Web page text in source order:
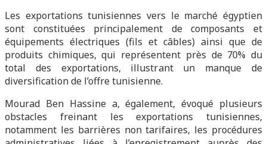
Les exportations tunisiennes vers le marché égyptien
sont constituées principalement de composants et
équipements électriques (fils et câbles) ainsi que de
produits chimiques, qui représentent près de 70% du
total des exportations, illustrant un manque de
diversification de l’offre tunisienne.
Mourad Ben Hassine a, également, évoqué plusieurs
obstacles freinant les exportations tunisiennes,
notamment les barrières non tarifaires, les procédures